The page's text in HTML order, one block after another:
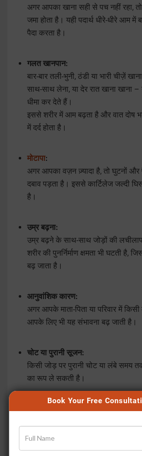
Book Your Free
अगर आपका खाना सही से पच नहीं रहा,
जमा होता है। यही पदार्थ धीरे-धीरे आम
पैदा करता है।
गलत खानपान:
बार-बार तली-भुनी, ठंडी या भारी चीज़ें
साथ-साथ लेना, या देर रात खाना खाना
धीमा कर देते हैं।
इससे शरीर में आम बढ़ता है और वात दोष
में दर्द होता है।
मोटापा:
अगर आपका वज़न ज़्यादा है, तो घुटनों और
दबाव पड़ता है। इससे कार्टिलेज जल्दी
है।
उम्र बढ़ना:
उम्र बढ़ने के साथ-साथ जोड़ों की
शरीर की पुनर्निर्माण क्षमता भी घटती है,
बढ़ जाता है।
आनुवांशिक कारण:
अगर आपके माता-पिता या परिवार में किसी
आपके लिए भी यह संभावना बढ़ जाती है।
चोट या पुरानी सूजन:
किसी जोड़ पर पुरानी चोट या लंबे समय
का रूप ले सकती है।
या आप शारीरिक रूप से सक्रिय नहीं हैं, तो